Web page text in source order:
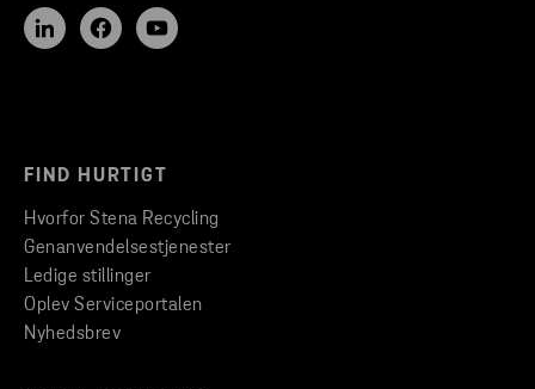
FIND HURTIGT
Hvorfor Stena Recycling
Genanvendelsestjenester
Ledige stillinger
Oplev Serviceportalen
Nyhedsbrev